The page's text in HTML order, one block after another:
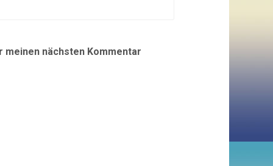
meinen nächsten Kommentar